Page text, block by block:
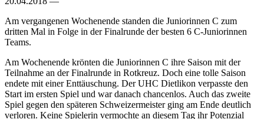
Am vergangenen Wochenende standen die Juniorinnen C zum
dritten Mal in Folge in der Finalrunde der besten 6 C-Juniorinnen
Teams.
Am Wochenende krönten die Juniorinnen C ihre Saison mit der
Teilnahme an der Finalrunde in Rotkreuz. Doch eine tolle Saison
endete mit einer Enttäuschung. Der UHC Dietlikon verpasste den
Start im ersten Spiel und war danach chancenlos. Auch das zweite
Spiel gegen den späteren Schweizermeister ging am Ende deutlich
verloren. Keine Spielerin vermochte an diesem Tag ihr Potenzial